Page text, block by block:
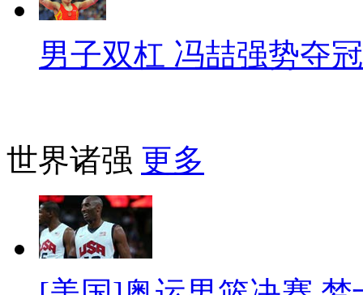
男子双杠 冯喆强势夺冠
世界诸强 更多